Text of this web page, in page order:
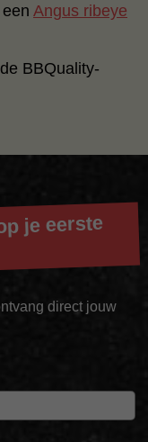
Angus ribeye
BBQuality-
je eerste
direct jouw